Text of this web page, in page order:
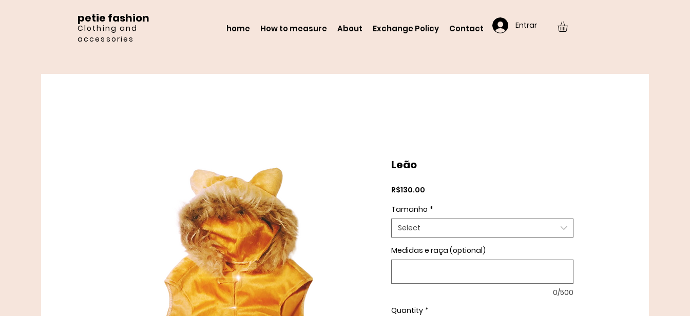
petie fashion
Clothing and
accessories
home How to measure About Exchange Policy Contact Entrar
Leão
R$130.00
Tamanho *
Select
Medidas e raça (optional)
0/500
Quantity *